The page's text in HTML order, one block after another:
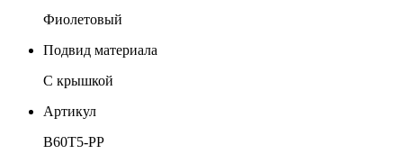
Фиолетовый
Подвид материала
С крышкой
Артикул
B60T5-PP